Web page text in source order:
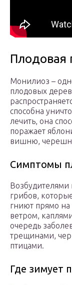
Плодовая
Монилиоз –
плодовых
способна
лечить, она
поражает
вишню,
Симптомы
Возбудителями
грибов,
гниют прямо
ветром,
очередь
трещинами,
птицами.
Где зимует